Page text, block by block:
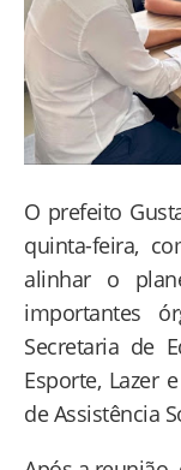
O prefeito
quinta-feira,
alinhar o
importantes
Secretaria de
Esporte, Lazer
de Assistência